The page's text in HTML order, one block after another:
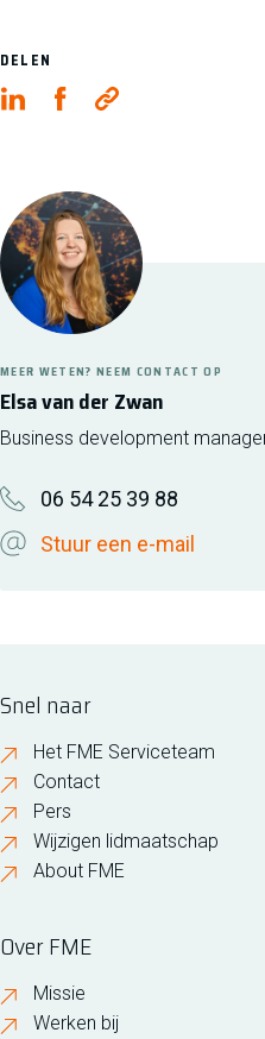
DELEN
Elsa van der Zwan
MEER WETEN? NEEM CONTACT OP
Business development
06 54 25 39 88
Stuur een e-mail
Snel naar
Het FME Serviceteam
Contact
Pers
Wijzigen lidmaatschap
About FME
Over FME
Missie
Werken bij